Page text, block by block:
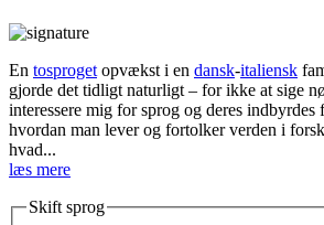
En tosproget opvækst i en dansk-italiensk
gjorde det tidligt naturligt – for ikke at sige
interessere mig for sprog og deres indbyrdes
hvordan man lever og fortolker verden i
hvad...
læs mere
Skift sprog